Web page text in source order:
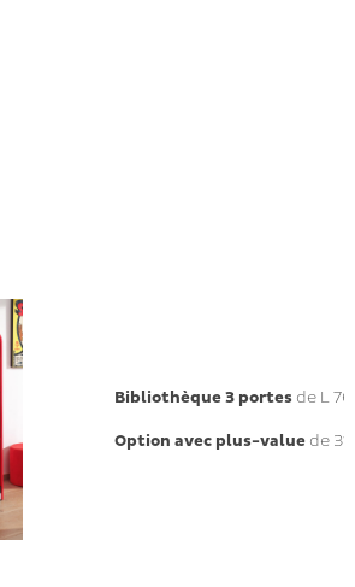
Bibliothèque 3 portesde L
Option avec plus-valuede